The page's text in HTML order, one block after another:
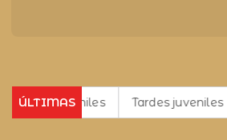
ÚLTIMAS
juveniles Tardes juveniles